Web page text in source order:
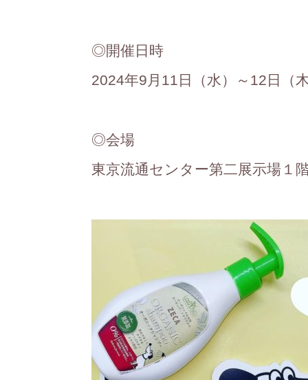
◎開催日時
2024年9月11日（水）～12日（
◎会場
東京流通センター第二展示場１